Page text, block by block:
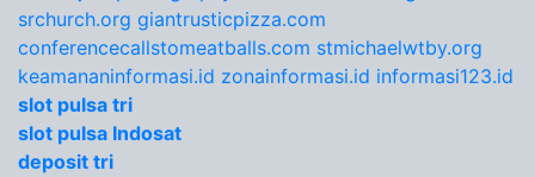
srchurch.org giantrusticpizza.com
conferencecallstomeatballs.com stmichaelwtby.org
keamananinformasi.id zonainformasi.id informasi123.id
slot pulsa tri
slot pulsa Indosat
deposit tri